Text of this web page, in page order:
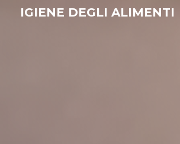
IGIENE DEGLI ALIMENTI